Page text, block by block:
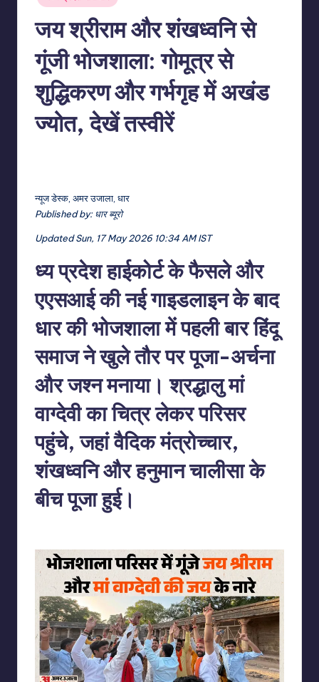
in
जय श्रीराम और शंखध्वनि से
गूंजी भोजशाला: गोमूत्र से
शुद्धिकरण और गर्भगृह में अखंड
ज्योत, देखें तस्वीरें
न्यूज डेस्क, अमर उजाला, धार
Published by:धार ब्यूरो
Updated Sun, 17 May 2026 10:34 AM IST
ध्य प्रदेश हाईकोर्ट के फैसले और
एएसआई की नई गाइडलाइन के बाद
धार की भोजशाला में पहली बार हिंदू
समाज ने खुले तौर पर पूजा-अर्चना
और जश्न मनाया। श्रद्धालु मां
वाग्देवी का चित्र लेकर परिसर
पहुंचे, जहां वैदिक मंत्रोच्चार,
शंखध्वनि और हनुमान चालीसा के
बीच पूजा हुई।